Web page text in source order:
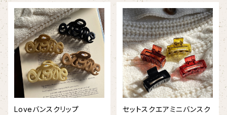
Loveバンスクリップ
セットスクエアミニバンスク